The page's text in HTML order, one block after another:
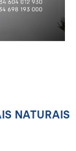
NATURAIS